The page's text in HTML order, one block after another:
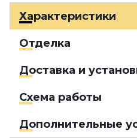
Характеристики
Отделка
Доставка и
Схема работы
Дополнительные